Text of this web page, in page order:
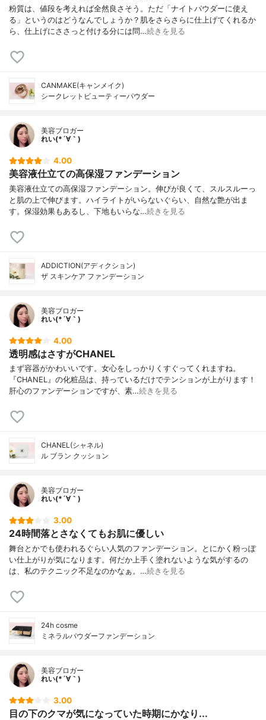
粉質は、値段を考えれば全然良さそう。ただ「ナイトパウダーに使え
る」というのはどうなんでしょうか？肌をさらさらに仕上げてくれるか
ら、仕上げにささっと付ける分には問…続きを見る
CANMAKE(キャンメイク)
シークレットビューティーパウダー
美容ブロガー
れい(*´∀｀)
4.00
美容液仕立ての高保湿ファンデーション
美容液仕立ての高保湿ファンデーション。伸びが良くて、スルスルーっ
と肌の上で伸びます。ハイライトがいらないぐらい、自然な艶が出ま
す。保湿効果もあるし、下地もいらな…続きを見る
ADDICTION(アディクション)
ザ スキンケア ファンデーション
美容ブロガー
れい(*´∀｀)
4.00
透明感はさすがCHANEL
まず容器がかわいいです。女心をしっかりくすぐってくれますね。
『CHANEL』の化粧品は、持っているだけでテンションが上がります！
肝心のファンデーションですが、素…続きを見る
CHANEL(シャネル)
ル ブラン クッション
美容ブロガー
れい(*´∀｀)
3.00
24時間落とさなくてもお肌に優しい
舞台とかでも使われるぐらい人気のファンデーション。とにかく粉っぽ
い仕上がりが気になります。何だか上手く塗れないような気がするの
は、私のテクニック不足なのかなぁ。…続きを見る
24h cosme
ミネラルパウダーファンデーション
美容ブロガー
れい(*´∀｀)
3.00
目の下のクマが気になっていた時期にかなり...